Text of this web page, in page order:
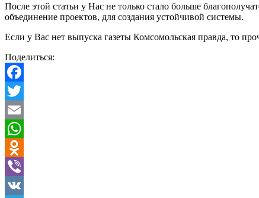
После этой статьи у Нас не только стало больше
объединение проектов, для создания устойчивой системы.
Если у Вас нет выпуска газеты Комсомольская правда, то
Поделиться:
Facebook
Twitter
Email
WhatsApp
Odnoklassniki
Viber